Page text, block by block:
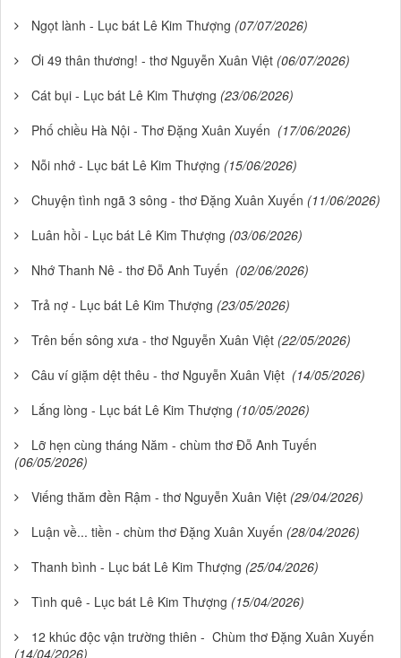
Ngọt lành - Lục bát Lê Kim Thượng (07/07/2026)
Ơi 49 thân thương! - thơ Nguyễn Xuân Việt (06/07/2026)
Cát bụi - Lục bát Lê Kim Thượng (23/06/2026)
Phố chiều Hà Nội - Thơ Đặng Xuân Xuyến (17/06/2026)
Nỗi nhớ - Lục bát Lê Kim Thượng (15/06/2026)
Chuyện tình ngã 3 sông - thơ Đặng Xuân Xuyến (11/06/2026)
Luân hồi - Lục bát Lê Kim Thượng (03/06/2026)
Nhớ Thanh Nê - thơ Đỗ Anh Tuyến (02/06/2026)
Trả nợ - Lục bát Lê Kim Thượng (23/05/2026)
Trên bến sông xưa - thơ Nguyễn Xuân Việt (22/05/2026)
Câu ví giặm dệt thêu - thơ Nguyễn Xuân Việt (14/05/2026)
Lắng lòng - Lục bát Lê Kim Thượng (10/05/2026)
Lỡ hẹn cùng tháng Năm - chùm thơ Đỗ Anh Tuyến
(06/05/2026)
Viếng thăm đền Rậm - thơ Nguyễn Xuân Việt (29/04/2026)
Luận về... tiền - chùm thơ Đặng Xuân Xuyến (28/04/2026)
Thanh bình - Lục bát Lê Kim Thượng (25/04/2026)
Tình quê - Lục bát Lê Kim Thượng (15/04/2026)
12 khúc độc vận trường thiên - Chùm thơ Đặng Xuân Xuyến
(14/04/2026)